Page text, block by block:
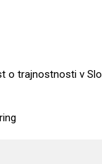
o trajnostnosti v